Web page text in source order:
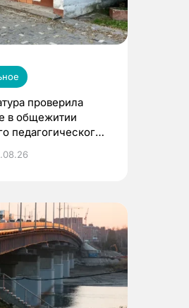
проверила
в общежитии
педагогического